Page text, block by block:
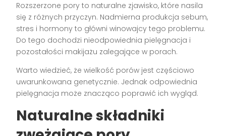
Rozszerzone pory to naturalne zjawisko, które nasila
się z różnych przyczyn. Nadmierna produkcja sebum,
stres i hormony to główni winowajcy tego problemu.
Do tego dochodzi nieodpowiednia pielęgnacja i
pozostałości makijażu zalegające w porach.
Warto wiedzieć, że wielkość porów jest częściowo
uwarunkowana genetycznie. Jednak odpowiednia
pielęgnacja może znacząco poprawić ich wygląd.
Naturalne składniki